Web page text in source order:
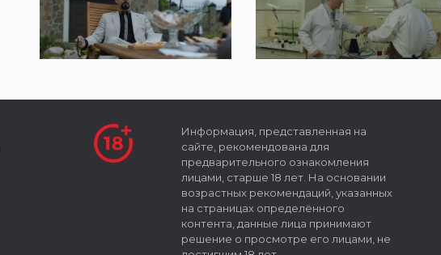
Информация, представленная на
сайте, рекомендована для
предварительного ознакомления
лицами, старше 18 лет. На основании
возрастных рекомендаций, указанных
на страницах определённого
контента, данные лица принимают
решение о просмотре его лицами, не